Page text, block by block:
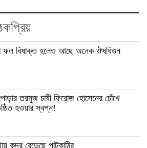
ফল বিষাক্ত হলেও আছে অনেক ঔষধিগুন
তরমুজ চাষী ফিরোজ হোসেনের চোঁখে
হওয়ার স্বপ্ন!
কদর বেড়েছে পাটকাঠির